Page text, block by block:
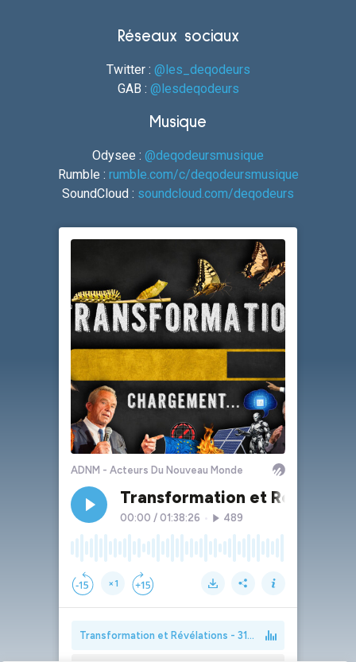
Réseaux sociaux
Twitter : @les_deqodeurs
GAB : @lesdeqodeurs
Musique
Odysee : @deqodeursmusique
Rumble : rumble.com/c/deqodeursmusique
SoundCloud : soundcloud.com/deqodeurs